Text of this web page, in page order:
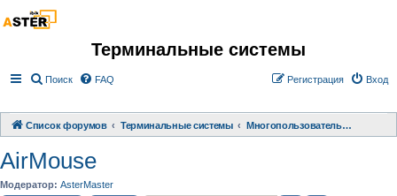
Терминальные системы
Поиск FAQ Вход
Регистрация
Список форумов Терминальные системы Многопользовательское расширение АСТЕР
AirMouse
Модератор: AsterMaster